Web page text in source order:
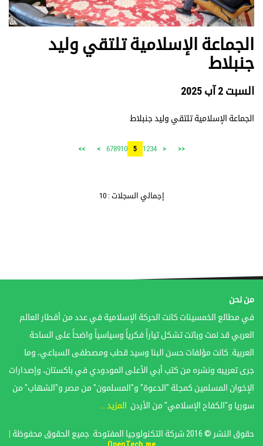
الجماعة الإسلامية تلتقي وليد
جنبلاط
السبت 2 آب 2025
الجماعة الإسلامية تلتقي وليد جنبلاط
<<
<
1234
5
678910
>
>>
إجمالي السجلات : 10
من نحن
في مطالع الخمسينات كانت الحركة الإسلامية في عدد من أقطار العالم
العربي قد نمت وباتت تشكل تياراً فكرياً وسياسياً واضحاً على الساحة
العربية. كانت مؤلفات حسن البنا وسيد قطب ومصطفى السباعي، وما
جرى تعريبه ونشره من كتب أبي الأعلى المودودي في باكستان، وإصدارات
الإخوان المسلمين كمجلة "الدعوة" و"المسلمون" من مصر و"الشهاب" من
سوريا و"الكفاح الإسلامي" من الأردن
المزيد ...
حقوق النشر © 2016 شركة التكنولوجيا المفتوحة. جميع الحقوق محفوظة